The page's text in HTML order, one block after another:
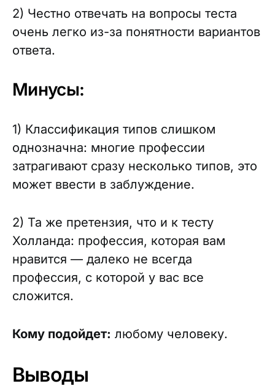
2) Честно отвечать на вопросы теста
очень легко из-за понятности вариантов
ответа.
Минусы:
1) Классификация типов слишком
однозначна: многие профессии
затрагивают сразу несколько типов, это
может ввести в заблуждение.
2) Та же претензия, что и к тесту
Холланда: профессия, которая вам
нравится — далеко не всегда
профессия, с которой у вас все
сложится.
Кому подойдет: любому человеку.
Выводы